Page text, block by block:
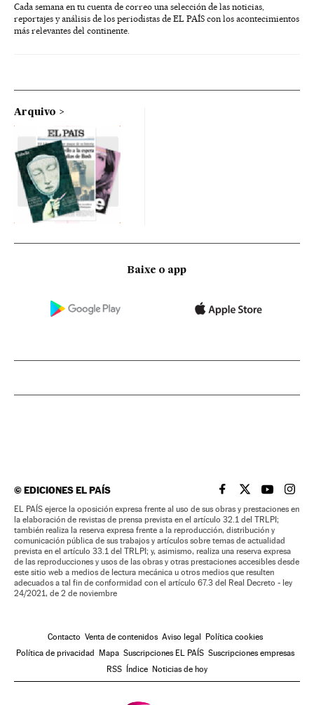
Cada semana en tu cuenta de correo una selección de las noticias,
reportajes y análisis de los periodistas de EL PAÍS con los acontecimientos
más relevantes del continente.
Arquivo
Baixe o app
©EDICIONES EL PAÍS EL PAÍS BRASIL EN
EL PAÍSEL PAÍS
EL
EL PAÍS ejerce la oposición expresa frente al uso de sus obras y prestaciones en
la elaboración de revistas de prensa prevista en el artículo 32.1 del TRLPI;
también realiza la reserva expresa frente a la reproducción, distribución y
comunicación pública de sus trabajos y artículos sobre temas de actualidad
prevista en el artículo 33.1 del TRLPI; y, asimismo, realiza una reserva expresa
de las reproducciones y usos de las obras y otras prestaciones accesibles desde
este sitio web a medios de lectura mecánica u otros medios que resulten
adecuados a tal fin de conformidad con el artículo 67.3 del Real Decreto - ley
24/2021, de 2 de noviembre
Contacto Venta de contenidos Aviso legal
Política cookies
Política de privacidad
Mapa Suscripciones EL PAÍS Suscripciones empresas
RSS
Índice Noticias de hoy